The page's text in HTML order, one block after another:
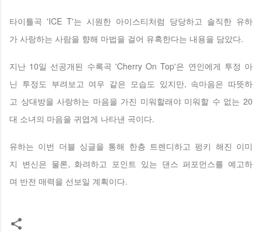
타이틀곡 'ICE T'는 시원한 아이스티처럼 당당하고 솔직한 유하
가 사랑하는 사람을 향해 마법을 걸어 유혹한다는 내용을 담았다.
지난 10일 선공개된 수록곡 'Cherry On Top'은 연인에게 투정 아
닌 투정도 부려보고 여우 같은 모습도 있지만, 속마음은 따뜻하
고 상대방을 사랑하는 마음을 가진 미워할래야 미워할 수 없는 20
대 소녀의 마음을 귀엽게 나타낸 곡이다.
유하는 이번 더블 싱글을 통해 한층 트렌디하고 펑키 해진 이미
지 변신은 물론, 화려하고 포인트 있는 댄스 퍼포먼스를 예고하
며 반전 매력을 선보일 계획이다.